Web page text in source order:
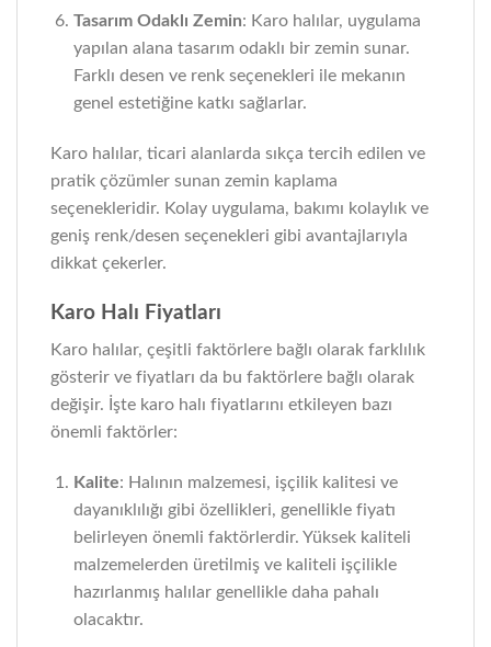
Tasarım Odaklı Zemin: Karo halılar, uygulama
yapılan alana tasarım odaklı bir zemin sunar.
Farklı desen ve renk seçenekleri ile mekanın
genel estetiğine katkı sağlarlar.
Karo halılar, ticari alanlarda sıkça tercih edilen ve
pratik çözümler sunan zemin kaplama
seçenekleridir. Kolay uygulama, bakımı kolaylık ve
geniş renk/desen seçenekleri gibi avantajlarıyla
dikkat çekerler.
Karo Halı Fiyatları
Karo halılar, çeşitli faktörlere bağlı olarak farklılık
gösterir ve fiyatları da bu faktörlere bağlı olarak
değişir. İşte karo halı fiyatlarını etkileyen bazı
önemli faktörler:
Kalite: Halının malzemesi, işçilik kalitesi ve
dayanıklılığı gibi özellikleri, genellikle fiyatı
belirleyen önemli faktörlerdir. Yüksek kaliteli
malzemelerden üretilmiş ve kaliteli işçilikle
hazırlanmış halılar genellikle daha pahalı
olacaktır.